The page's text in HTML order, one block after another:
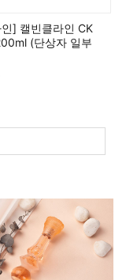
] 캘빈클라인 CK
(단상자 일부